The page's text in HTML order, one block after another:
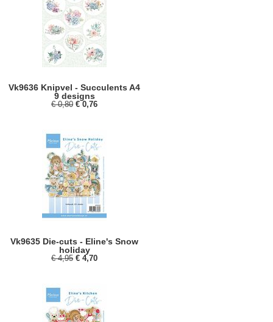
Vk9636 Knipvel - Succulents A4
9 designs
€ 0,80 € 0,76
Vk9635 Die-cuts - Eline's Snow
holiday
€ 4,95 € 4,70